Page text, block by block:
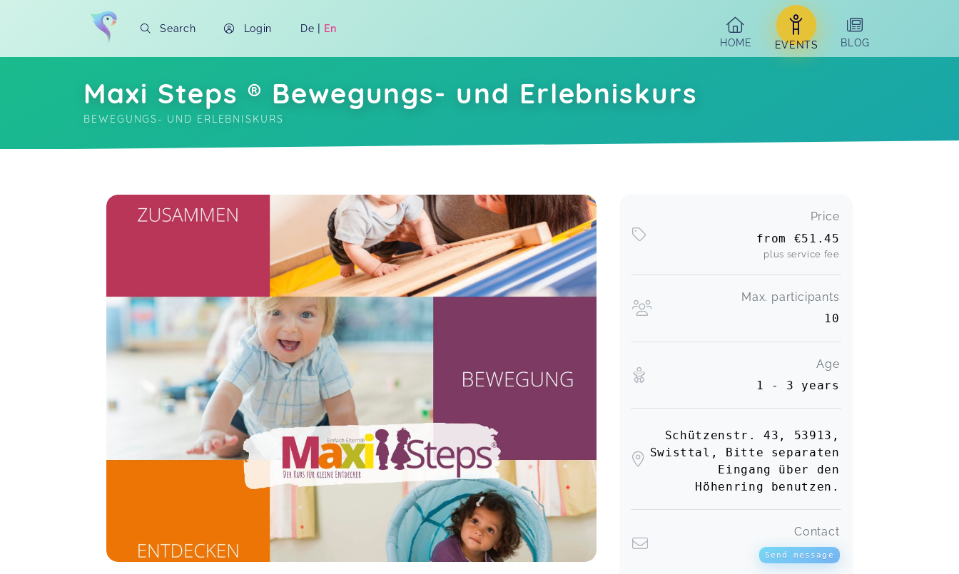
Search Login De | En
HOME
EVENTS BLOG
Maxi Steps ® Bewegungs- und Erlebniskurs
BEWEGUNGS- UND ERLEBNISKURS
Price
from €51.45
plus service fee
Max. participants
10
Age
1 - 3 years
Schützenstr. 43, 53913,
Swisttal, Bitte separaten
Eingang über den
Höhenring benutzen.
Contact
Send message